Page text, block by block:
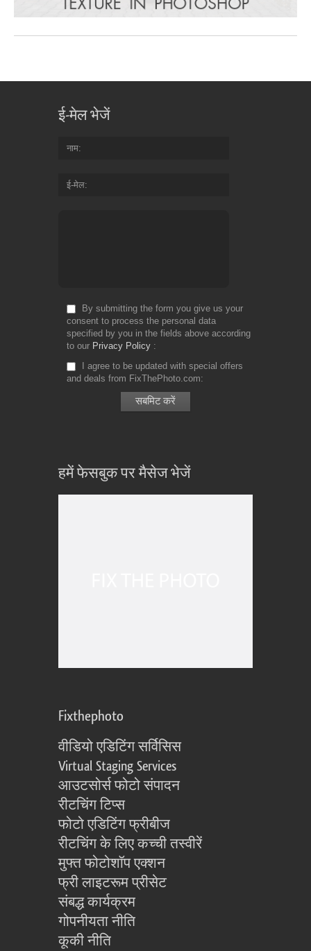
ई-मेल भेजें
नाम
ई-मेल
By submitting the form you give us your
consent to process the personal data
specified by you in the fields above according
to our Privacy Policy
I agree to be updated with special offers
and deals from FixThePhoto.com
हमें फेसबुक पर मैसेज भेजें
Fixthephoto
वीडियो एडिटिंग सर्विसिस
Virtual Staging Services
आउटसोर्स फोटो संपादन
रीटचिंग टिप्स
फोटो एडिटिंग फ्रीबीज
रीटचिंग के लिए कच्ची तस्वीरें
मुफ्त फोटोशॉप एक्शन
फ्री लाइटरूम प्रीसेट
संबद्ध कार्यक्रम
गोपनीयता नीति
कूकी नीति